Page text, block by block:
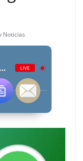
Noticias
Radio Chapaco Noticias Las 24 horas en vivo LIVE